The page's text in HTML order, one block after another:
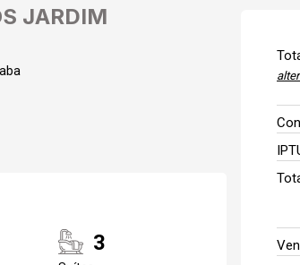
JARDIM
3